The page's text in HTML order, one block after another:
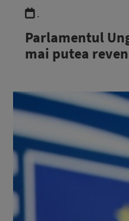
.
Parlamentul
mai putea